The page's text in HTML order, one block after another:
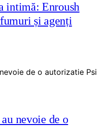
intimă: Enroush
și agenți
nevoie de o